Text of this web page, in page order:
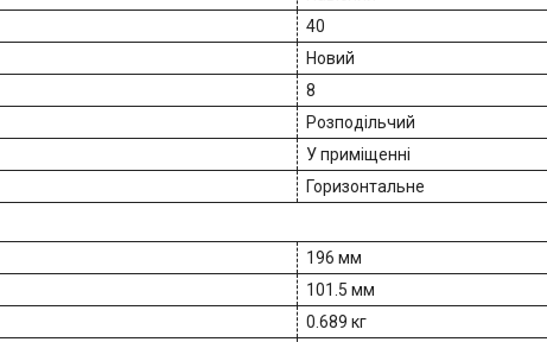
40
Новий
8
Розподільчий
У приміщенні
Горизонтальне
196 мм
101.5 мм
0.689 кг